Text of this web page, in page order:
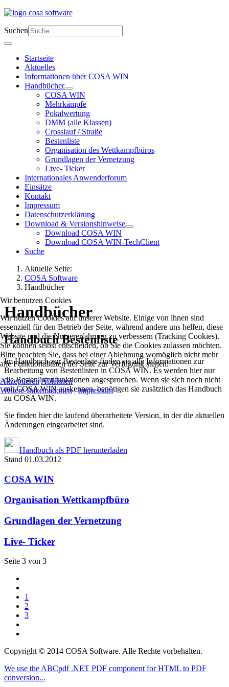
Suchen
Startseite
Aktuelles
Informationen über COSA WIN
Handbücher
COSA WIN
Mehrkämpfe
Pokalwertung
DMM (alle Klassen)
Crosslauf / Straße
Bestenliste
Organisation des Wettkampfbüros
Grundlagen der Vernetzung
Live- Ticker
Internationales Anwenderforum
Einsätze
Kontakt
Impressum
Datenschutzerklärung
Download & Versionshinweise
Download COSA WIN
Download COSA WIN-TechClient
Suche
Aktuelle Seite:
COSA Software
Handbücher
Handbücher
Handbuch Bestenliste
Im Handbuch zur Bestenliste finden sie alle Informationen zur
Bearbeitung von Bestenlisten in COSA WIN. Es werden hier nur
die Bestenlistenfunktionen angesprochen. Wenn sie sich noch nicht
mit COSA WIN auskennen, benötigen sie zusätzlich das Handbuch
zu COSA WIN.
Sie finden hier die laufend überarbeitete Version, in der die aktuellen
Änderungen eingearbeitet sind.
Handbuch als PDF herunterladen
Stand 01.03.2012
COSA WIN
Organisation Wettkampfbüro
Grundlagen der Vernetzung
Live- Ticker
Seite 3 von 3
1
2
3
Copyright © 2014 COSA Software. Alle Rechte vorbehalten.
We use the ABCpdf .NET PDF component for HTML to PDF
conversion...
Wir benutzen Cookies
Wir nutzen Cookies auf unserer Website. Einige von ihnen sind
essenziell für den Betrieb der Seite, während andere uns helfen, diese
Website und die Nutzererfahrung zu verbessern (Tracking Cookies).
Sie können selbst entscheiden, ob Sie die Cookies zulassen möchten.
Bitte beachten Sie, dass bei einer Ablehnung womöglich nicht mehr
alle Funktionalitäten der Seite zur Verfügung stehen.
AkzeptierenAblehnen
Weitere Informationen|Impressum